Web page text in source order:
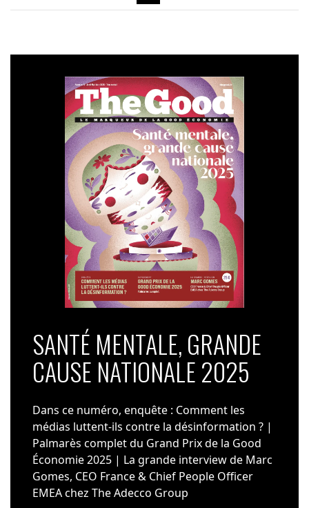
SANTÉ MENTALE, GRANDE
CAUSE NATIONALE 2025
Dans ce numéro, enquête : Comment les
médias luttent-ils contre la désinformation ? |
Palmarès complet du Grand Prix de la Good
Économie 2025 | La grande interview de Marc
Gomes, CEO France & Chief People Officer
EMEA chez The Adecco Group